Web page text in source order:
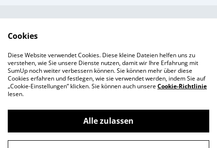
Öffnungszeiten
Impressum
Cookie-Richtlinie
Produkte
Cookies
Diese Website verwendet Cookies. Diese kleine Dateien helfen uns zu
verstehen, wie Sie unsere Dienste nutzen, damit wir Ihre Erfahrung mit
SumUp noch weiter verbessern können. Sie können mehr über diese
Cookies erfahren und festlegen, wie sie verwendet werden, indem Sie auf
„Cookie-Einstellungen” klicken. Sie können auch unsereCookie-Richtlinie
lesen.
Alle zulassen